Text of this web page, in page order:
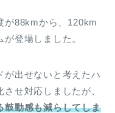
が88kmから、120km
登場しました。
が出せないと考えたハ
せ対応しましたが、
鼓動感も減らしてしま